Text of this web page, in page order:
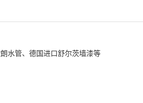
水管、德国进口舒尔茨墙漆等